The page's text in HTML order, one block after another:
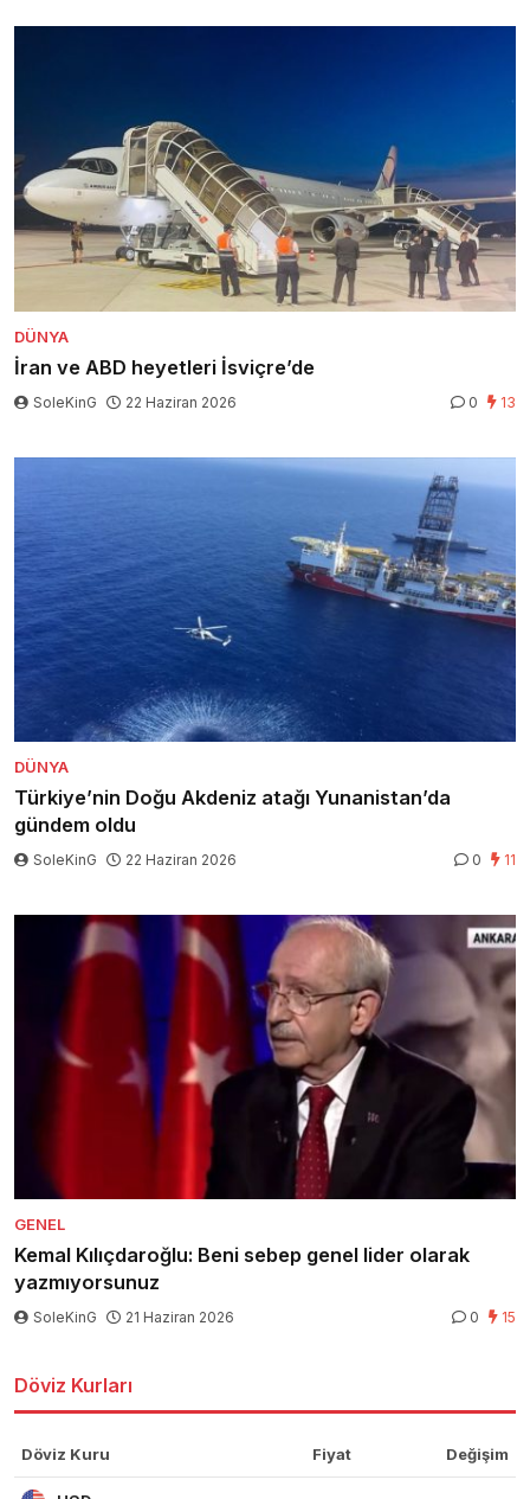
DÜNYA
İran ve ABD heyetleri İsviçre’de
SoleKinG 22 Haziran 2026 0 13
DÜNYA
Türkiye’nin Doğu Akdeniz atağı Yunanistan’da
gündem oldu
SoleKinG 22 Haziran 2026 0 11
GENEL
Kemal Kılıçdaroğlu: Beni sebep genel lider olarak
yazmıyorsunuz
SoleKinG 21 Haziran 2026 0 15
Döviz Kurları
Döviz Kuru Fiyat Değişim